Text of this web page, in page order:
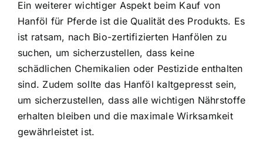
Ein weiterer wichtiger Aspekt beim Kauf von
Hanföl für Pferde ist die Qualität des Produkts. Es
ist ratsam, nach Bio-zertifizierten Hanfölen zu
suchen, um sicherzustellen, dass keine
schädlichen Chemikalien oder Pestizide enthalten
sind. Zudem sollte das Hanföl kaltgepresst sein,
um sicherzustellen, dass alle wichtigen Nährstoffe
erhalten bleiben und die maximale Wirksamkeit
gewährleistet ist.